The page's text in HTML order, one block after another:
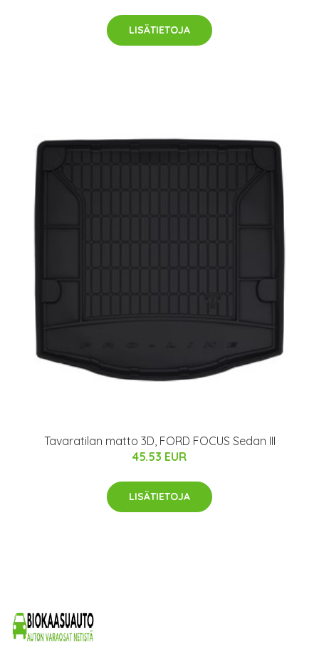
LISÄTIETOJA
Tavaratilan matto 3D, FORD FOCUS Sedan III
45.53 EUR
LISÄTIETOJA